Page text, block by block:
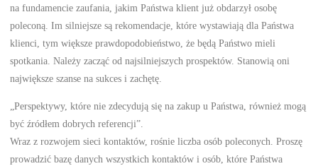
na fundamencie zaufania, jakim Państwa klient już obdarzył osobę
poleconą. Im silniejsze są rekomendacje, które wystawiają dla Państwa
klienci, tym większe prawdopodobieństwo, że będą Państwo mieli
spotkania. Należy zacząć od najsilniejszych prospektów. Stanowią oni
największe szanse na sukces i zachętę.
„Perspektywy, które nie zdecydują się na zakup u Państwa, również mogą
być źródłem dobrych referencji”.
Wraz z rozwojem sieci kontaktów, rośnie liczba osób poleconych. Proszę
prowadzić bazę danych wszystkich kontaktów i osób, które Państwa